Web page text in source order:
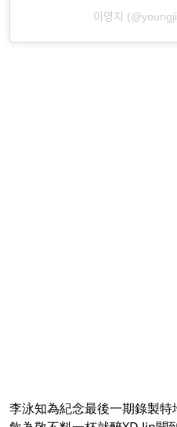
이영지
李泳知為紀念最後一期錄製